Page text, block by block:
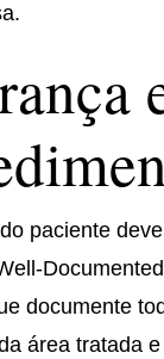
paciente
documente
área tratada